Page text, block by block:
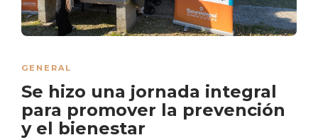
GENERAL
Se hizo una jornada integral
para promover la prevención
y el bienestar